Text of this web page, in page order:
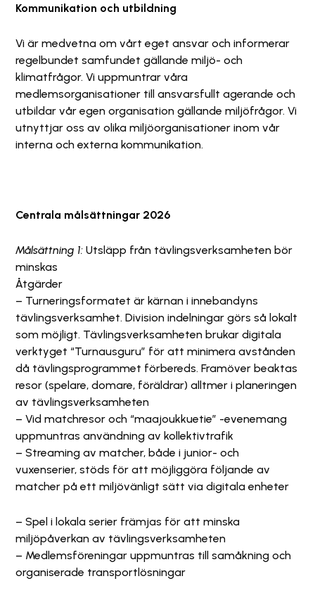
Kommunikation och utbildning
Vi är medvetna om vårt eget ansvar och informerar
regelbundet samfundet gällande miljö- och
klimatfrågor. Vi uppmuntrar våra
medlemsorganisationer till ansvarsfullt agerande och
utbildar vår egen organisation gällande miljöfrågor. Vi
utnyttjar oss av olika miljöorganisationer inom vår
interna och externa kommunikation.
Centrala målsättningar 2026
Målsättning 1: Utsläpp från tävlingsverksamheten bör
minskas
Åtgärder
– Turneringsformatet är kärnan i innebandyns
tävlingsverksamhet. Division indelningar görs så lokalt
som möjligt. Tävlingsverksamheten brukar digitala
verktyget “Turnausguru” för att minimera avstånden
då tävlingsprogrammet förbereds. Framöver beaktas
resor (spelare, domare, föräldrar) alltmer i planeringen
av tävlingsverksamheten
– Vid matchresor och “maajoukkuetie” -evenemang
uppmuntras användning av kollektivtrafik
– Streaming av matcher, både i junior- och
vuxenserier, stöds för att möjliggöra följande av
matcher på ett miljövänligt sätt via digitala enheter
– Spel i lokala serier främjas för att minska
miljöpåverkan av tävlingsverksamheten
– Medlemsföreningar uppmuntras till samåkning och
organiserade transportlösningar